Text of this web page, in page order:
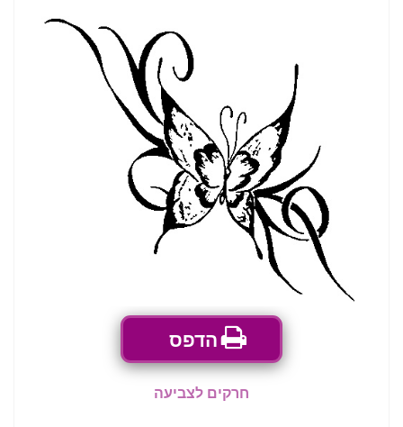
הדפס
חרקים לצביעה